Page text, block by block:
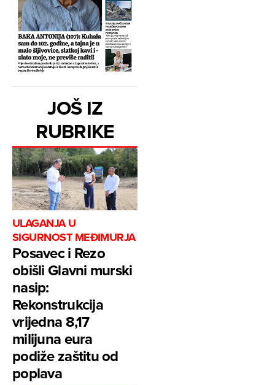
JOŠ IZ
RUBRIKE
ULAGANJA U
SIGURNOST MEĐIMURJA
Posavec i Rezo
obišli Glavni murski
nasip:
Rekonstrukcija
vrijedna 8,17
milijuna eura
podiže zaštitu od
poplava